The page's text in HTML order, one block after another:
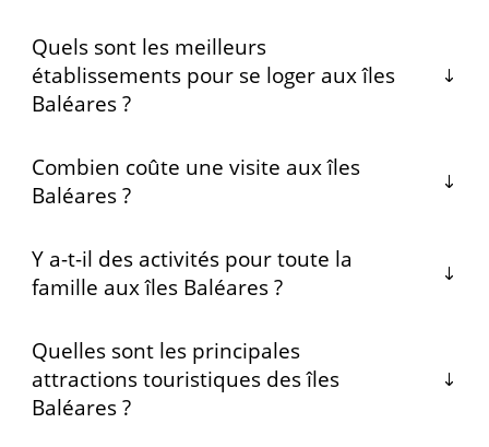
Quels sont les meilleurs
établissements pour se loger aux îles
Baléares ?
Combien coûte une visite aux îles
Baléares ?
Y a-t-il des activités pour toute la
famille aux îles Baléares ?
Quelles sont les principales
attractions touristiques des îles
Baléares ?